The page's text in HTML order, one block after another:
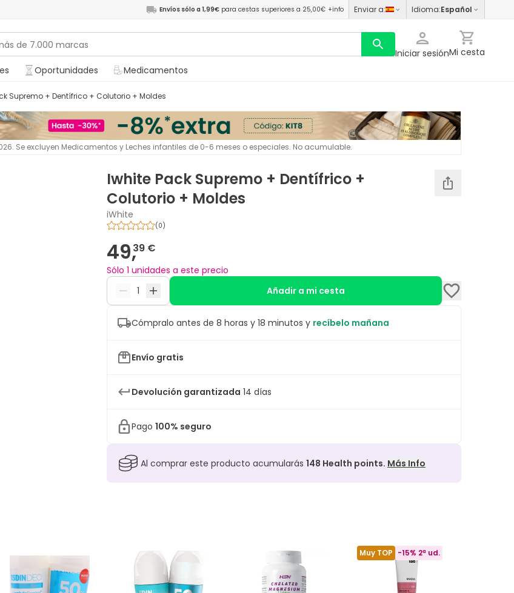
Envíos sólo a 1,99€ para cestas superiores a 25,00€ +info Enviar a: Idioma:Español
Iniciar sesiónMi cesta
Oportunidades Medicamentos
Supremo + Dentífrico + Colutorio + Moldes
Se excluyen Medicamentos y Leches infantiles de 0-6 meses o especiales. No acumulable.
Iwhite Pack Supremo + Dentífrico +
Colutorio + Moldes
iWhite
(0)
49,39 €
Sólo 1 unidades a este precio
Añadir a mi cesta
Cómpralo antes de 8 horas y 18 minutos y recíbelo mañana
Envío gratis
Devolución garantizada 14 días
Pago 100% seguro
Al comprar este producto acumularás 148 Health points. Más Info
Muy TOP -15% 2ª ud.